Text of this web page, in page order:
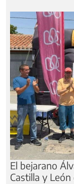
El bejarano
Castilla y